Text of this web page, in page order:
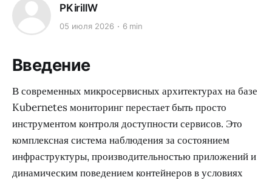
PKirillW
05 июля 2026 6 min
Введение
В современных микросервисных архитектурах на базе
Kubernetes мониторинг перестает быть просто
инструментом контроля доступности сервисов. Это
комплексная система наблюдения за состоянием
инфраструктуры, производительностью приложений и
динамическим поведением контейнеров в условиях